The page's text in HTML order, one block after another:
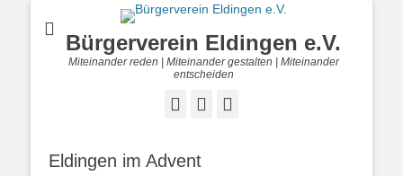
Bürgerverein Eldingen e.V.
Miteinander reden | Miteinander gestalten | Miteinander
entscheiden
Facebook
Eldingen im Advent